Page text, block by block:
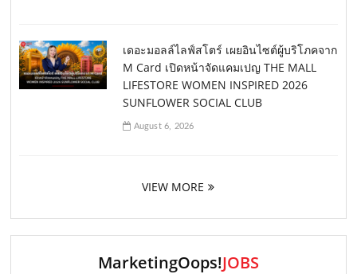
เดอะมอลล์ไลฟ์สโตร์ เผยอินไซต์ผู้บริโภคจาก
M Card เปิดหน้าจัดแคมเปญ THE MALL
LIFESTORE WOMEN INSPIRED 2026
SUNFLOWER SOCIAL CLUB
August 6, 2026
VIEW MORE
MarketingOops!JOBS